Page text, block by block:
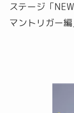
ステージ「
マントリガー